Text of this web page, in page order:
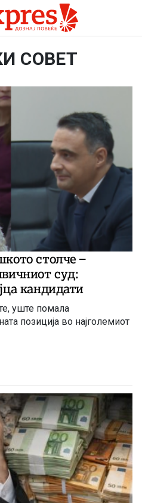
СОВЕТ
столче –
суд:
кандидати
уште помала
позиција во најголемиот